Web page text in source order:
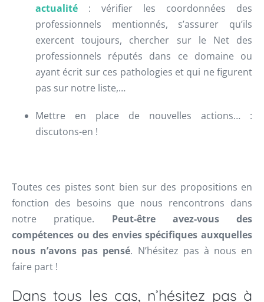
actualité : vérifier les coordonnées des
professionnels mentionnés, s’assurer qu’ils
exercent toujours, chercher sur le Net des
professionnels réputés dans ce domaine ou
ayant écrit sur ces pathologies et qui ne figurent
pas sur notre liste,…
Mettre en place de nouvelles actions… :
discutons-en !
Toutes ces pistes sont bien sur des propositions en
fonction des besoins que nous rencontrons dans
notre pratique. Peut-être avez-vous des
compétences ou des envies spécifiques auxquelles
nous n’avons pas pensé. N’hésitez pas à nous en
faire part !
Dans tous les cas, n’hésitez pas à